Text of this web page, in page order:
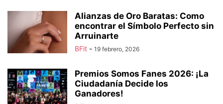
Alianzas de Oro Baratas: Como
encontrar el Símbolo Perfecto sin
Arruinarte
BFit - 19 febrero, 2026
Premios Somos Fanes 2026: ¡La
Ciudadanía Decide los
Ganadores!